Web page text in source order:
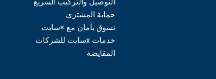
حماية المشتري
تسوق بآمان مع ×سايت
خدمات xسايت للشركات
المقايضة